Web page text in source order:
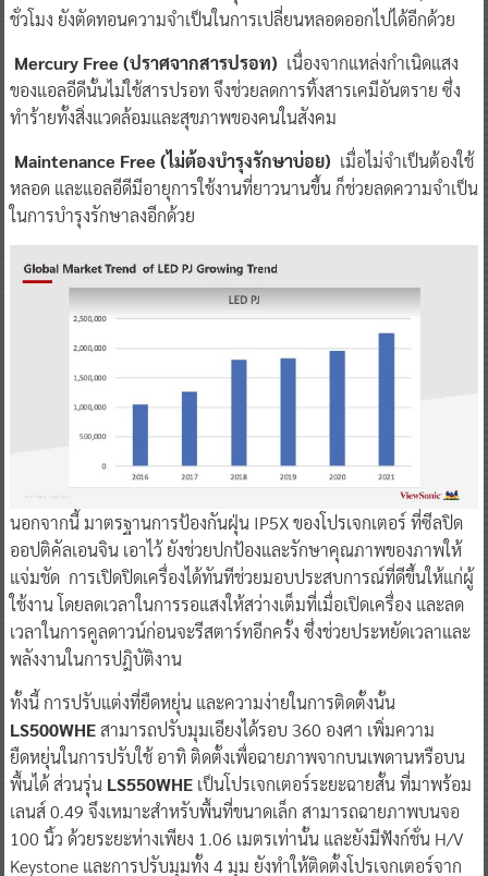
ชั่วโมง ยังตัดทอนความจำเป็นในการเปลี่ยนหลอดออกไปได้อีกด้วย
Mercury Free (ปราศจากสารปรอท) เนื่องจากแหล่งกำเนิดแสง
ของแอลอีดีนั้นไม่ใช้สารปรอท จึงช่วยลดการทิ้งสารเคมีอันตราย ซึ่ง
ทำร้ายทั้งสิ่งแวดล้อมและสุขภาพของคนในสังคม
Maintenance Free (ไม่ต้องบำรุงรักษาบ่อย) เมื่อไม่จำเป็นต้องใช้
หลอด และแอลอีดีมีอายุการใช้งานที่ยาวนานขึ้น ก็ช่วยลดความจำเป็น
ในการบำรุงรักษาลงอีกด้วย
นอกจากนี้ มาตรฐานการป้องกันฝุ่น IP5X ของโปรเจกเตอร์ ที่ซีลปิด
ออปติคัลเอนจิน เอาไว้ ยังช่วยปกป้องและรักษาคุณภาพของภาพให้
แจ่มชัด การเปิดปิดเครื่องได้ทันทีช่วยมอบประสบการณ์ที่ดีขึ้นให้แก่ผู้
ใช้งาน โดยลดเวลาในการรอแสงให้สว่างเต็มที่เมื่อเปิดเครื่อง และลด
เวลาในการคูลดาวน์ก่อนจะรีสตาร์ทอีกครั้ง ซึ่งช่วยประหยัดเวลาและ
พลังงานในการปฎิบัติงาน
ทั้งนี้ การปรับแต่งที่ยืดหยุ่น และความง่ายในการติดตั้งนั้น
LS500WHEสามารถปรับมุมเอียงได้รอบ 360 องศา เพิ่มความ
ยืดหยุ่นในการปรับใช้ อาทิ ติดตั้งเพื่อฉายภาพจากบนเพดานหรือบน
พื้นได้ ส่วนรุ่น LS550WHEเป็นโปรเจกเตอร์ระยะฉายสั้น ที่มาพร้อม
เลนส์ 0.49 จึงเหมาะสำหรับพื้นที่ขนาดเล็ก สามารถฉายภาพบนจอ
100 นิ้ว ด้วยระยะห่างเพียง 1.06 เมตรเท่านั้น และยังมีฟังก์ชั่น H/V
Keystone และการปรับมุมทั้ง 4 มุม ยังทำให้ติดตั้งโปรเจกเตอร์จาก